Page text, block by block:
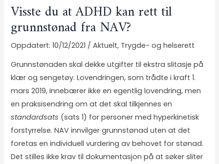
Visste du at ADHD kan rett til
grunnstønad fra NAV?
10/12/2021 /Aktuelt, Trygde- og helserett
Grunnstønaden skal dekke utgifter til ekstra slitasje på
klær og sengetøy. Lovendringen, som trådte i kraft 1.
mars 2019, innebærer ikke en egentlig lovendring, men
en praksisendring om at det skal tilkjennes en
standardsats (sats 1) for personer med hyperkinetisk
forstyrrelse. NAV innvilger grunnstønad uten at det
foretas en individuell vurdering av behovet for stønad.
Det stilles ikke krav til dokumentasjon på at søker sliter